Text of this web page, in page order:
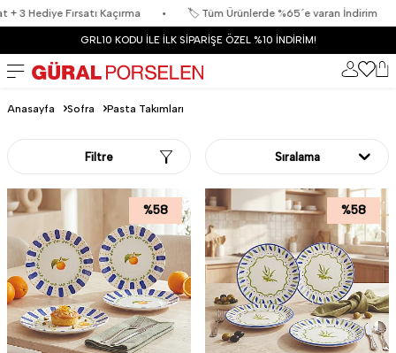
• 🏷️ Tüm Ürünlerde %65´e varan İndirim • 🏷️ Caroline Yemek
GRL10 KODU İLE İLK SİPARİŞE ÖZEL %10 İNDİRİM!
Anasayfa Sofra Pasta Takımları
Filtre Sıralama
%58 %58